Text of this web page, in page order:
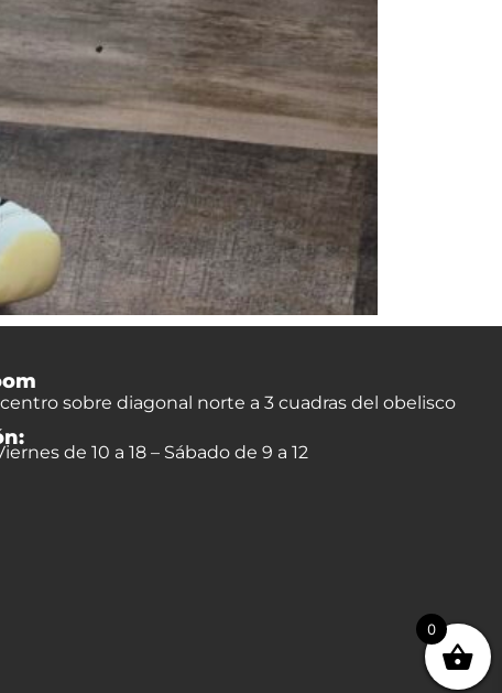
sobre diagonal norte a 3 cuadras del obelisco
de 10 a 18 – Sábado de 9 a 12
0